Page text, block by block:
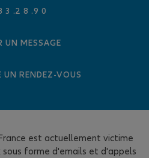
3 .2 8 .9 0
UN MESSAGE
UN RENDEZ-VOUS
est actuellement victime
forme d'emails et d'appels